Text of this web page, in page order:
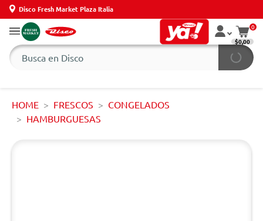
Disco Fresh Market Plaza Italia
0
$0,00
HOME FRESCOS
CONGELADOS
HAMBURGUESAS